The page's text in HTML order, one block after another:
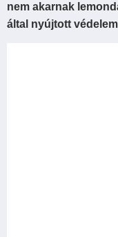
nem akarnak
által nyújtott